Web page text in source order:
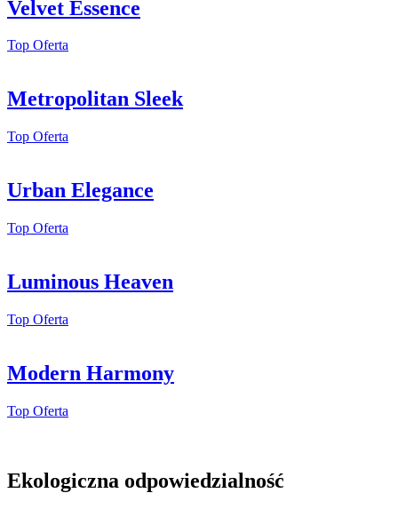
Velvet Essence
Top Oferta
Metropolitan Sleek
Top Oferta
Urban Elegance
Top Oferta
Luminous Heaven
Top Oferta
Modern Harmony
Top Oferta
Ekologiczna odpowiedzialność